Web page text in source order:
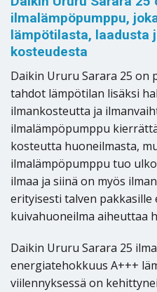
ilmalämpöpumppu,
lämpötilasta, laadusta
kosteudesta
Daikin Ururu Sarara 25 on
tahdot lämpötilan lisäksi
ilmankosteutta ja
ilmalämpöpumppu
kosteutta huoneilmasta,
ilmalämpöpumppu tuo
ilmaa ja siinä on myös
erityisesti talven
kuivahuoneilma aiheuttaa
Daikin Ururu Sarara 25
energiatehokkuus A+++
viilennyksessä on